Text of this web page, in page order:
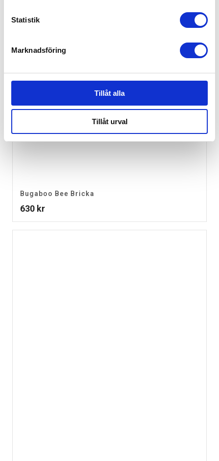
Statistik
Marknadsföring
Tillåt alla
Tillåt urval
Bugaboo Bee Bricka
630 kr